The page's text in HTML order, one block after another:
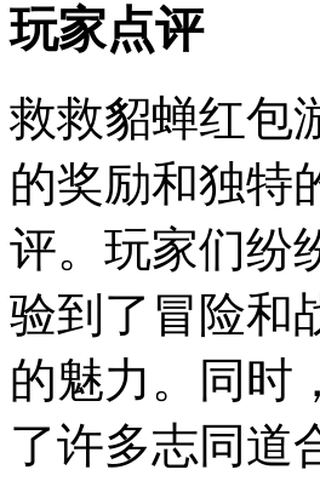
玩家点评
救救貂蝉红包
的奖励和独特
评。玩家们纷
验到了冒险和
的魅力。同时
了许多志同道